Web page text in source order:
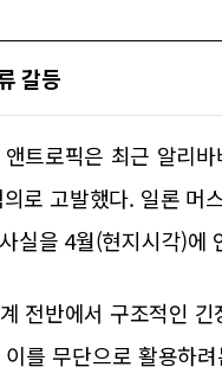
갈등
트로픽은 최근 알리
로 고발했다. 일론
실을 4월(현지시각)에
전반에서 구조적인
를 무단으로 활용하